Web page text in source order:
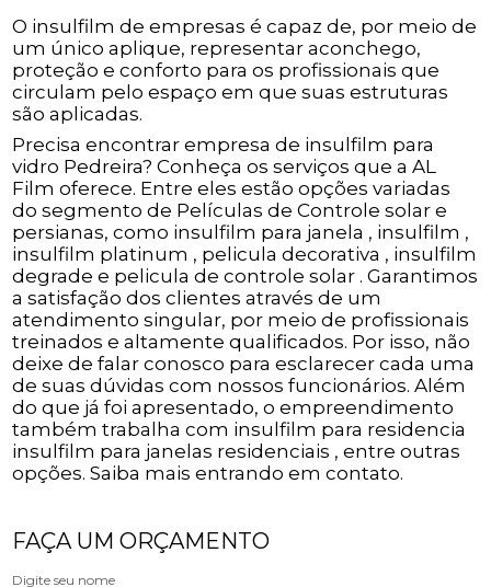
O insulfilm de empresas é capaz de, por meio de
um único aplique, representar aconchego,
proteção e conforto para os profissionais que
circulam pelo espaço em que suas estruturas
são aplicadas.
Precisa encontrar empresa de insulfilm para
vidro Pedreira? Conheça os serviços que a AL
Film oferece. Entre eles estão opções variadas
do segmento de Películas de Controle solar e
persianas, como insulfilm para janela , insulfilm ,
insulfilm platinum , pelicula decorativa , insulfilm
degrade e pelicula de controle solar . Garantimos
a satisfação dos clientes através de um
atendimento singular, por meio de profissionais
treinados e altamente qualificados. Por isso, não
deixe de falar conosco para esclarecer cada uma
de suas dúvidas com nossos funcionários. Além
do que já foi apresentado, o empreendimento
também trabalha com insulfilm para residencia
insulfilm para janelas residenciais , entre outras
opções. Saiba mais entrando em contato.
FAÇA UM ORÇAMENTO
Digite seu nome